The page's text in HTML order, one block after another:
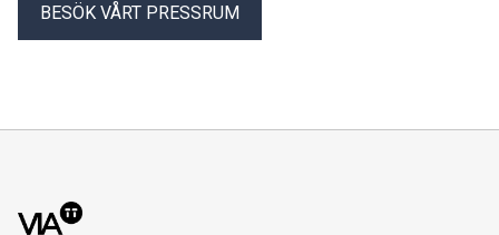
Cairo-born Canadian author Omar El Akkad’s reckoning with
the Western world, En dag kommer alla allltid att ha varit mot
BESÖK VÅRT PRESSRUM